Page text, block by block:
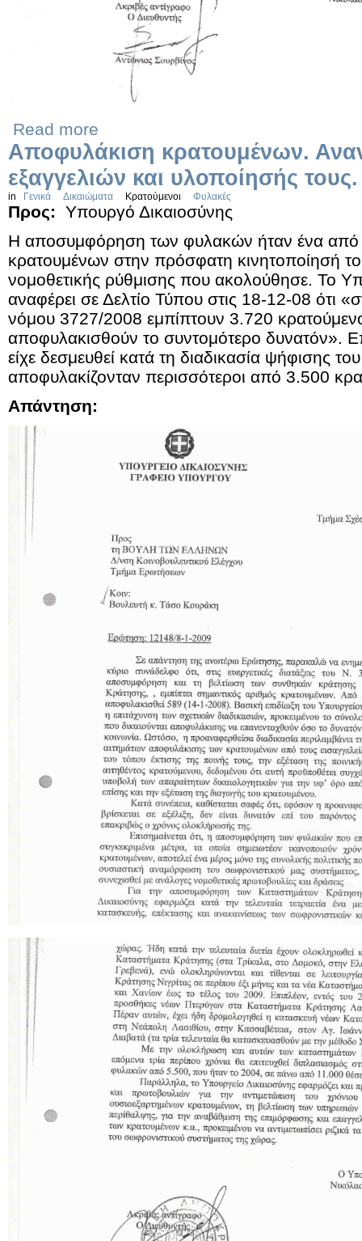
Read more
Αποφυλάκιση κρατουμένων.
εξαγγελιών και υλοποίησής τους.
in Γενικά Δικαιώματα Κρατούμενοι Φυλακές
Προς:
Υπουργό Δικαιοσύνης
Η αποσυμφόρηση των φυλακών ήταν ένα από
κρατουμένων στην πρόσφατη κινητοποίησή
νομοθετικής ρύθμισης που ακολούθησε. Το
αναφέρει σε Δελτίο Τύπου στις 18-12-08 ότι
νόμου 3727/2008 εμπίπτουν 3.720
αποφυλακισθούν το συντομότερο δυνατόν».
είχε δεσμευθεί κατά τη διαδικασία ψήφισης
αποφυλακίζονταν περισσότεροι από 3.500
Απάντηση: